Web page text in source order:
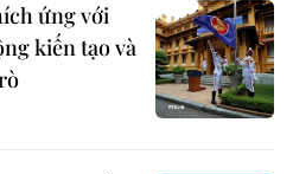
ứng với
kiến tạo và